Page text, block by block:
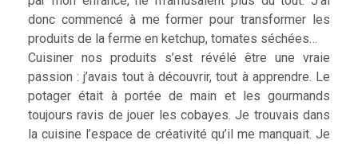
donc commencé à me former pour transformer les
produits de la ferme en ketchup, tomates séchées…
Cuisiner nos produits s’est révélé être une vraie
passion : j’avais tout à découvrir, tout à apprendre. Le
potager était à portée de main et les gourmands
toujours ravis de jouer les cobayes. Je trouvais dans
la cuisine l’espace de créativité qu’il me manquait. Je